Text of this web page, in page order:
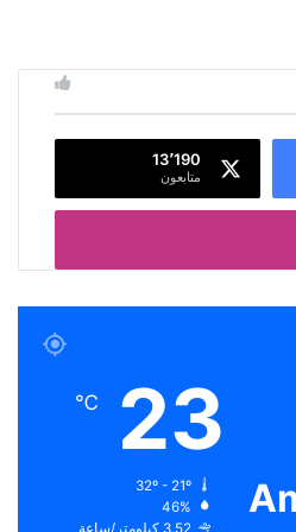
13٬190
متابعون
23
℃
46%
3.52 كيلومتر/ساعة